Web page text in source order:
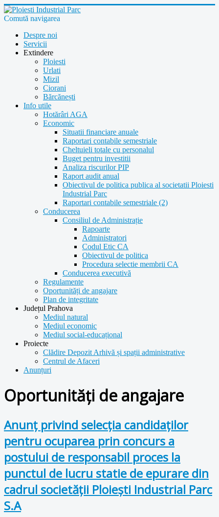
Comută navigarea
Despre noi
Servicii
Extindere
Ploiesti
Urlati
Mizil
Ciorani
Bărcănești
Info utile
Hotărâri AGA
Economic
Situatii financiare anuale
Raportari contabile semestriale
Cheltuieli totale cu personalul
Buget pentru investitii
Analiza riscurilor PIP
Raport audit anual
Obiectivul de politica publica al societatii Ploiesti
Industrial Parc
Raportari contabile semestriale (2)
Conducerea
Consiliul de Administrație
Rapoarte
Administratori
Codul Etic CA
Obiectivul de politica
Procedura selectie membrii CA
Conducerea executivă
Regulamente
Oportunități de angajare
Plan de integritate
Județul Prahova
Mediul natural
Mediul economic
Mediul social-educațional
Proiecte
Clădire Depozit Arhivă și spații administrative
Centrul de Afaceri
Anunțuri
Oportunități de angajare
Anunț privind selecția candidaților
pentru ocuparea prin concurs a
postului de responsabil proces la
punctul de lucru statie de epurare din
cadrul societăţii Ploieşti Industrial Parc
S.A